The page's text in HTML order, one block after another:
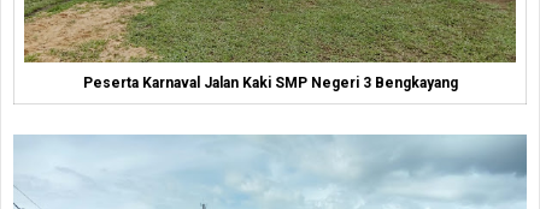
Peserta Karnaval Jalan Kaki SMP Negeri 3 Bengkayang